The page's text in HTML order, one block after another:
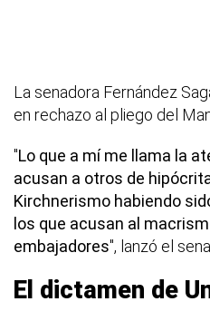
La senadora Fernández
en rechazo al pliego del
"Lo que a mí me llama la
acusan a otros de
Kirchnerismo habiendo
los que acusan al
embajadores", lanzó el
El dictamen de